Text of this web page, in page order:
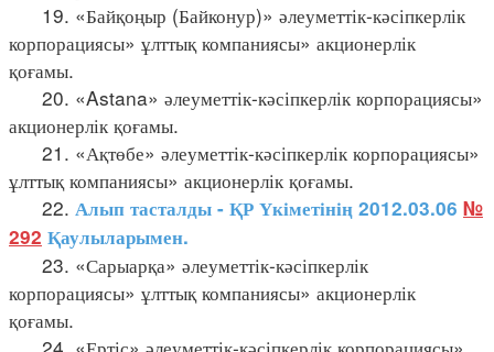
19. «Байқоңыр (Байконур)» әлеуметтік-кәсіпкерлік
корпорациясы» ұлттық компаниясы» акционерлік
қоғамы.
20. «Astana» әлеуметтік-кәсіпкерлік корпорациясы»
акционерлік қоғамы.
21. «Ақтөбе» әлеуметтік-кәсіпкерлік корпорациясы»
ұлттық компаниясы» акционерлік қоғамы.
22. Алып тасталды - ҚР Үкіметінің 2012.03.06 №
292 Қаулыларымен.
23. «Сарыарқа» әлеуметтік-кәсіпкерлік
корпорациясы» ұлттық компаниясы» акционерлік
қоғамы.